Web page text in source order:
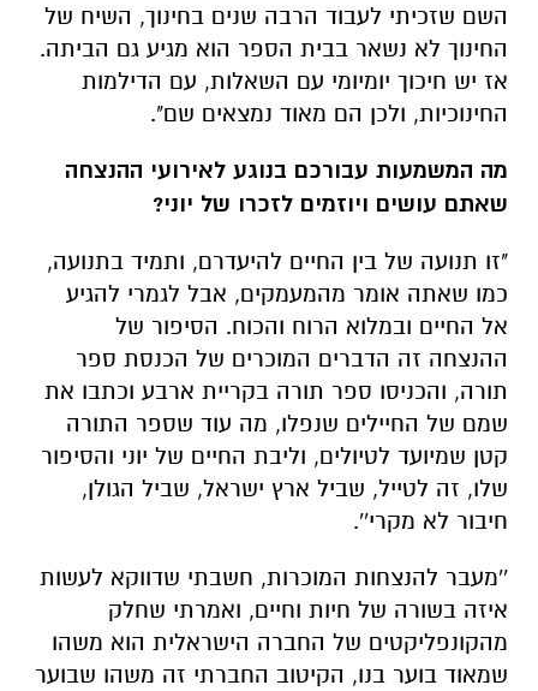
השם שזכיתי לעבוד הרבה שנים בחינוך, השיח של
החינוך לא נשאר בבית הספר הוא מגיע גם הביתה.
אז יש חיכוך יומיומי עם השאלות, עם הדילמות
החינוכיות, ולכן הם מאוד נמצאים שם".
מה המשמעות עבורכם בנוגע לאירועי ההנצחה
שאתם עושים ויוזמים לזכרו של יוני?
"זו תנועה של בין החיים להיעדרם, ותמיד בתנועה,
כמו שאתה אומר מהמעמקים, אבל לגמרי להגיע
אל החיים ובמלוא הרוח והכוח. הסיפור של
ההנצחה זה הדברים המוכרים של הכנסת ספר
תורה, והכניסו ספר תורה בקריית ארבע וכתבו את
שמם של החיילים שנפלו, מה עוד שספר התורה
קטן שמיועד לטיולים, וליבת החיים של יוני והסיפור
שלו, זה לטייל, שביל ארץ ישראל, שביל הגולן,
חיבור לא מקרי''.
''מעבר להנצחות המוכרות, חשבתי שדווקא לעשות
איזה בשורה של חיות וחיים, ואמרתי שחלק
מהקונפליקטים של החברה הישראלית הוא משהו
שמאוד בוער בנו, הקיטוב החברתי זה משהו שבוער